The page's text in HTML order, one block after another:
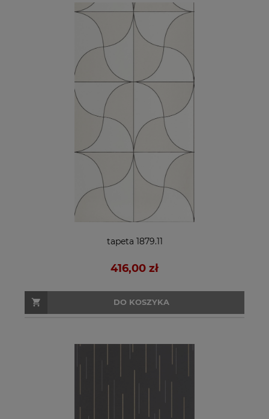
tapeta 1879.11
416,00 zł
DO KOSZYKA